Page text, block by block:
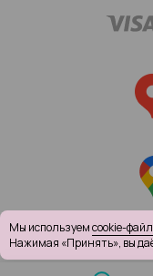
Мы используемcookie-
Нажимая «Принять», вы